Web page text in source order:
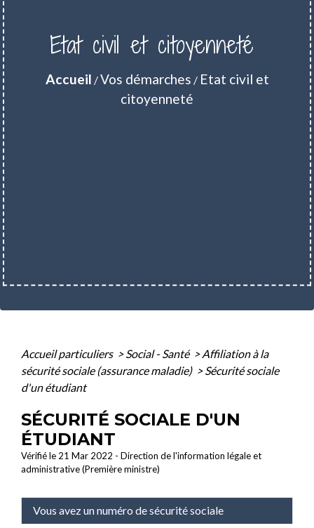
Etat civil et citoyenneté
Accueil /Vos démarches / Etat civil et
citoyenneté
Accueil particuliers > Social - Santé > Affiliation à la
sécurité sociale (assurance maladie) > Sécurité sociale
d'un étudiant
SÉCURITÉ SOCIALE D'UN
ÉTUDIANT
Vérifié le 21 Mar 2022 - Direction de l'information légale et
administrative (Première ministre)
Vous avez un numéro de sécurité sociale